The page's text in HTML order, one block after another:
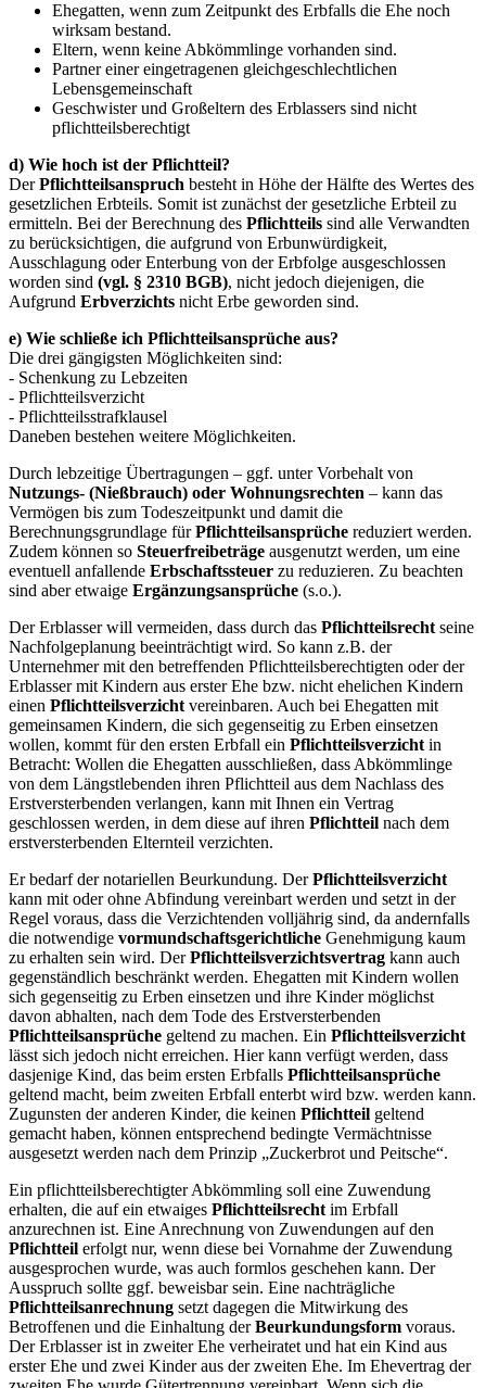
Ehegatten, wenn zum Zeitpunkt des Erbfalls die Ehe noch
wirksam bestand.
Eltern, wenn keine Abkömmlinge vorhanden sind.
Partner einer eingetragenen gleichgeschlechtlichen
Lebensgemeinschaft
Geschwister und Großeltern des Erblassers sind nicht
pflichtteilsberechtigt
d) Wie hoch ist der Pflichtteil?
DerPflichtteilsanspruch besteht in Höhe der Hälfte des Wertes des
gesetzlichen Erbteils. Somit ist zunächst der gesetzliche Erbteil zu
ermitteln. Bei der Berechnung des Pflichtteils sind alle Verwandten
zu berücksichtigen, die aufgrund von Erbunwürdigkeit,
Ausschlagung oder Enterbung von der Erbfolge ausgeschlossen
worden sind (vgl. § 2310 BGB), nicht jedoch diejenigen, die
Aufgrund Erbverzichts nicht Erbe geworden sind.
e) Wie schließe ich Pflichtteilsansprüche aus?
Die drei gängigsten Möglichkeiten sind:
- Schenkung zu Lebzeiten
- Pflichtteilsverzicht
- Pflichtteilsstrafklausel
Daneben bestehen weitere Möglichkeiten.
Durch lebzeitige Übertragungen – ggf. unter Vorbehalt von
Nutzungs- (Nießbrauch) oder Wohnungsrechten – kann das
Vermögen bis zum Todeszeitpunkt und damit die
Berechnungsgrundlage fürPflichtteilsansprüche reduziert werden.
Zudem können so Steuerfreibeträge ausgenutzt werden, um eine
eventuell anfallende Erbschaftssteuer zu reduzieren. Zu beachten
sind aber etwaige Ergänzungsansprüche (s.o.).
Der Erblasser will vermeiden, dass durch das Pflichtteilsrecht seine
Nachfolgeplanung beeinträchtigt wird. So kann z.B. der
Unternehmer mit den betreffenden Pflichtteilsberechtigten oder der
Erblasser mit Kindern aus erster Ehe bzw. nicht ehelichen Kindern
einen Pflichtteilsverzicht vereinbaren. Auch bei Ehegatten mit
gemeinsamen Kindern, die sich gegenseitig zu Erben einsetzen
wollen, kommt für den ersten Erbfall ein Pflichtteilsverzicht in
Betracht: Wollen die Ehegatten ausschließen, dass Abkömmlinge
von dem Längstlebenden ihren Pflichtteil aus dem Nachlass des
Erstversterbenden verlangen, kann mit Ihnen ein Vertrag
geschlossen werden, in dem diese auf ihren Pflichtteil nach dem
erstversterbenden Elternteil verzichten.
Er bedarf der notariellen Beurkundung. DerPflichtteilsverzicht
kann mit oder ohne Abfindung vereinbart werden und setzt in der
Regel voraus, dass die Verzichtenden volljährig sind, da andernfalls
die notwendige vormundschaftsgerichtliche Genehmigung kaum
zu erhalten sein wird. DerPflichtteilsverzichtsvertrag kann auch
gegenständlich beschränkt werden. Ehegatten mit Kindern wollen
sich gegenseitig zu Erben einsetzen und ihre Kinder möglichst
davon abhalten, nach dem Tode des Erstversterbenden
Pflichtteilsansprüche geltend zu machen. Ein Pflichtteilsverzicht
lässt sich jedoch nicht erreichen. Hier kann verfügt werden, dass
dasjenige Kind, das beim ersten Erbfalls Pflichtteilsansprüche
geltend macht, beim zweiten Erbfall enterbt wird bzw. werden kann.
Zugunsten der anderen Kinder, die keinen Pflichtteil geltend
gemacht haben, können entsprechend bedingte Vermächtnisse
ausgesetzt werden nach dem Prinzip „Zuckerbrot und Peitsche“.
Ein pflichtteilsberechtigter Abkömmling soll eine Zuwendung
erhalten, die auf ein etwaiges Pflichtteilsrecht im Erbfall
anzurechnen ist. Eine Anrechnung von Zuwendungen auf den
Pflichtteil erfolgt nur, wenn diese bei Vornahme der Zuwendung
ausgesprochen wurde, was auch formlos geschehen kann. Der
Ausspruch sollte ggf. beweisbar sein. Eine nachträgliche
Pflichtteilsanrechnung setzt dagegen die Mitwirkung des
Betroffenen und die Einhaltung derBeurkundungsform voraus.
Der Erblasser ist in zweiter Ehe verheiratet und hat ein Kind aus
erster Ehe und zwei Kinder aus der zweiten Ehe. Im Ehevertrag der